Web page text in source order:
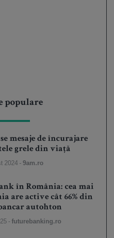
populare
mesaje de încurajare
grele din viață
2024 -9am.ro
în România: cea mai
are active cât 66% din
autohton
-futurebanking.ro